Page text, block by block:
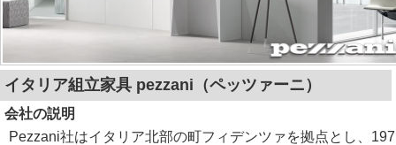
イタリア組立家具 pezzani（ペッツァーニ）
会社の説明
Pezzani社はイタリア北部の町フィデンツァを拠点とし、197